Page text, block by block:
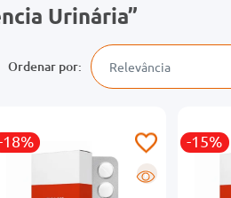
Urinária
Relevância
18%
R
-15%